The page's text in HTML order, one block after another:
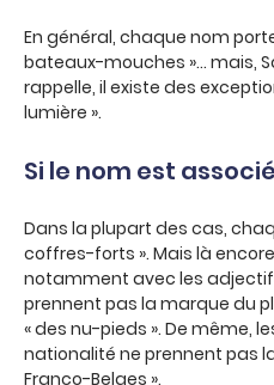
En général, chaque nom
bateaux-mouches »… mais,
rappelle, il existe des
lumière ».
Si le nom est
Dans la plupart des cas,
coffres-forts ». Mais là
notamment avec les adjectifs
prennent pas la marque du
« des nu-pieds ». De même,
nationalité ne prennent pas
Franco-Belges ».